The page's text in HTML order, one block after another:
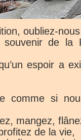
oubliez-
de la
espoir a
comme si
mangez,
de la vie,